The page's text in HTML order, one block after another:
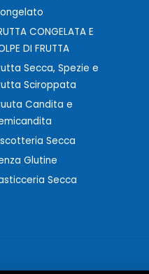
CONGELATA E
DI FRUTTA
Secca, Spezie e
Sciroppata
Candita e
Secca
Glutine
Secca